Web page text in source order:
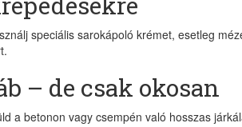
speciális sarokápoló krémet, esetleg
– de csak okosan
a betonon vagy csempén való hosszas